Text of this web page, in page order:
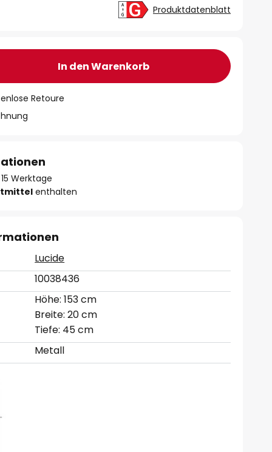
Produktdatenblatt
In den Warenkorb
Retoure
Werktage
enthalten
Lucide
10038436
Höhe: 153 cm
Breite: 20 cm
Tiefe: 45 cm
Metall